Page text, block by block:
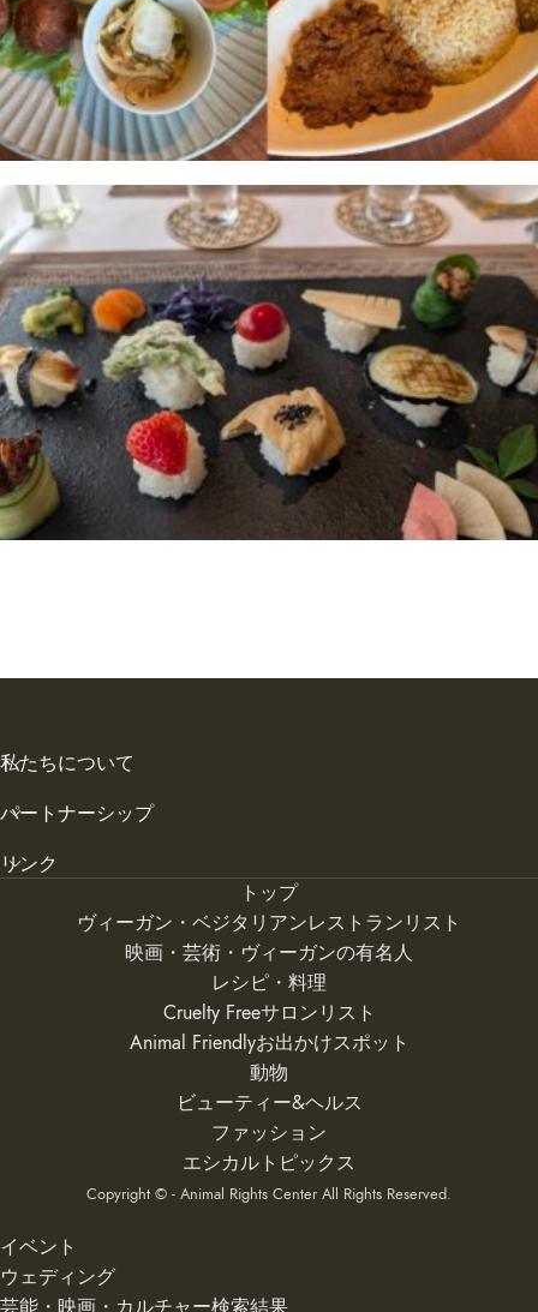
私たちについて
パートナーシップ
リンク
トップ
ヴィーガン・ベジタリアンレストランリスト
映画・芸術・ヴィーガンの有名人
レシピ・料理
Cruelty Freeサロンリスト
Animal Friendlyお出かけスポット
動物
ビューティー&ヘルス
ファッション
エシカルトピックス
Copyright © - Animal Rights Center All Rights Reserved.
イベント
ウェディング
芸能・映画・カルチャー検索結果